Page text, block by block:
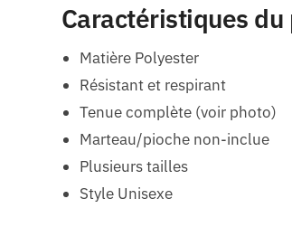
Caractéristiques
Matière Polyester
Résistant et respirant
Tenue complète (voir photo)
Marteau/pioche non-inclue
Plusieurs tailles
Style Unisexe